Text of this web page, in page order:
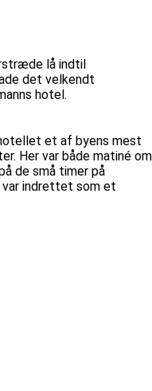
lå indtil
det velkendt
hotel.
et af byens mest
Her var både matiné om
de små timer på
indrettet som et